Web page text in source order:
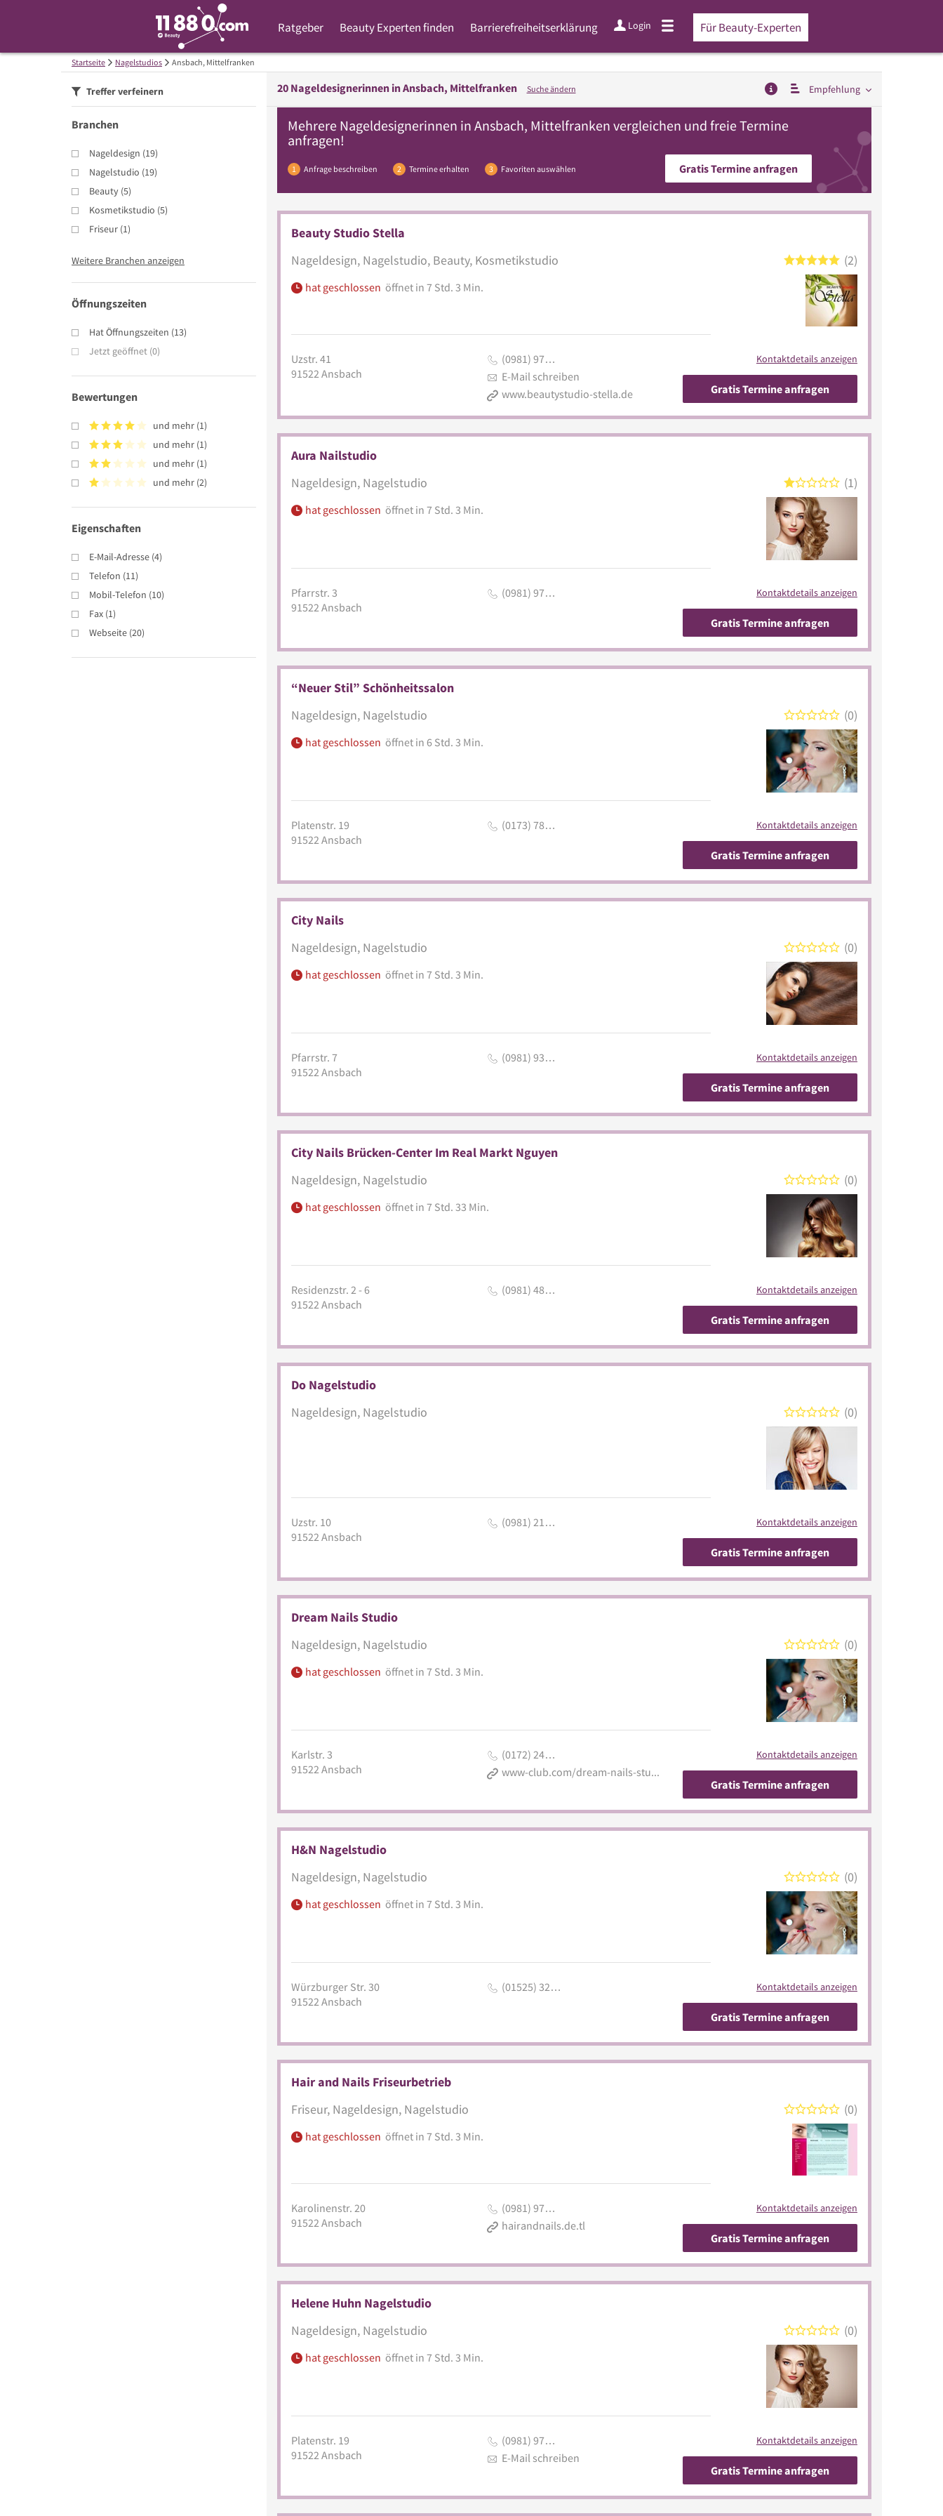
Ratgeber Beauty Experten finden Barrierefreiheitserklärung Login Für Beauty-Experten
Startseite Nagelstudios Ansbach, Mittelfranken
Treffer verfeinern
Branchen
Nageldesign (19)
Nagelstudio (19)
Beauty (5)
Kosmetikstudio (5)
Friseur (1)
Weitere Branchen anzeigen
Öffnungszeiten
Hat Öffnungszeiten (13)
Jetzt geöffnet (0)
Bewertungen
und mehr (1)
und mehr (1)
und mehr (1)
und mehr (2)
Eigenschaften
E-Mail-Adresse (4)
Telefon (11)
Mobil-Telefon (10)
Fax (1)
Webseite (20)
20 Nageldesignerinnen inAnsbach, Mittelfranken Suche ändern Empfehlung
1 Anfrage beschreiben 2 Termine erhalten 3 Favoriten auswählen
Mehrere Nageldesignerinnen in Ansbach, Mittelfranken vergleichen und freie Termine
anfragen!
Gratis Termine anfragen
Beauty Studio Stella
Nageldesign, Nagelstudio, Beauty, Kosmetikstudio
hat geschlossen öffnet in 7 Std. 3 Min.
2
Uzstr. 41
91522Ansbach
(0981) 97…
E-Mail schreiben
www.beautystudio-stella.de
Kontaktdetails anzeigen
Gratis Termine anfragen
Aura Nailstudio
Nageldesign, Nagelstudio
hat geschlossen öffnet in 7 Std. 3 Min.
1
Pfarrstr. 3
91522Ansbach
(0981) 97… Kontaktdetails anzeigen
Gratis Termine anfragen
“Neuer Stil” Schönheitssalon
Nageldesign, Nagelstudio
hat geschlossen öffnet in 6 Std. 3 Min.
0
Platenstr. 19
91522Ansbach
(0173) 78… Kontaktdetails anzeigen
Gratis Termine anfragen
City Nails
Nageldesign, Nagelstudio
hat geschlossen öffnet in 7 Std. 3 Min.
0
Pfarrstr. 7
91522Ansbach
(0981) 93… Kontaktdetails anzeigen
Gratis Termine anfragen
City Nails Brücken-Center Im Real Markt Nguyen
Nageldesign, Nagelstudio
hat geschlossen öffnet in 7 Std. 33 Min.
0
Residenzstr. 2 - 6
91522Ansbach
(0981) 48… Kontaktdetails anzeigen
Gratis Termine anfragen
Do Nagelstudio
Nageldesign, Nagelstudio
0
Uzstr. 10
91522Ansbach
(0981) 21… Kontaktdetails anzeigen
Gratis Termine anfragen
Dream Nails Studio
Nageldesign, Nagelstudio
hat geschlossen öffnet in 7 Std. 3 Min.
0
Karlstr. 3
91522Ansbach
(0172) 24…
www-club.com/dream-nails-studio
Kontaktdetails anzeigen
Gratis Termine anfragen
H&N Nagelstudio
Nageldesign, Nagelstudio
hat geschlossen öffnet in 7 Std. 3 Min.
0
Würzburger Str. 30
91522Ansbach
(01525) 32… Kontaktdetails anzeigen
Gratis Termine anfragen
Hair and Nails Friseurbetrieb
Friseur, Nageldesign, Nagelstudio
hat geschlossen öffnet in 7 Std. 3 Min.
0
Karolinenstr. 20
91522Ansbach
(0981) 97…
hairandnails.de.tl
Kontaktdetails anzeigen
Gratis Termine anfragen
Helene Huhn Nagelstudio
Nageldesign, Nagelstudio
hat geschlossen öffnet in 7 Std. 3 Min.
0
Platenstr. 19
91522Ansbach
(0981) 97…
E-Mail schreiben
Kontaktdetails anzeigen
Gratis Termine anfragen